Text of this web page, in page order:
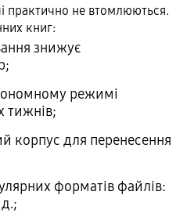
практично не втомлюються.
книг:
знижує
режимі
тижнів;
корпус для перенесення
форматів файлів: